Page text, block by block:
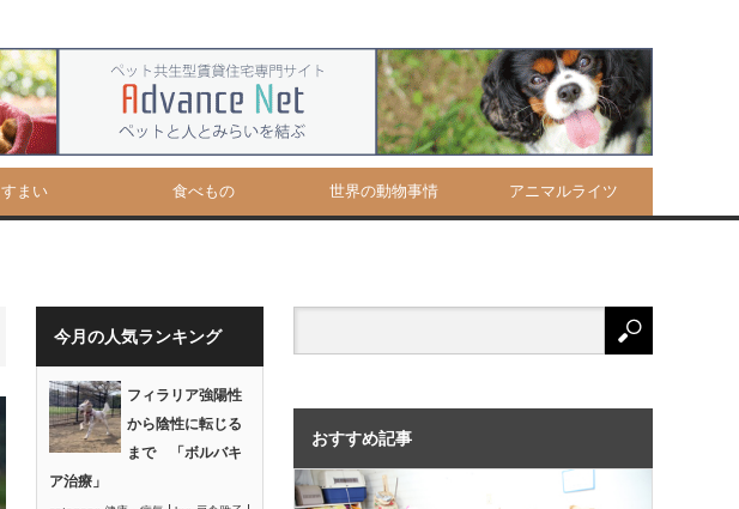
すまい 食べもの 世界の動物事情 アニマルライツ
今月の人気ランキング
フィラリア強陽性
から陰性に転じる
まで 「ボルバキ
ア治療」
おすすめ記事